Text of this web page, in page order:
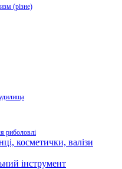
(різне)
риболовлі
косметички, валізи
інструмент